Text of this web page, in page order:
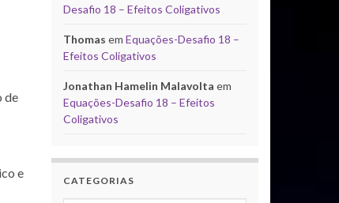
de
e
Desafio 18 – Efeitos Coligativos
Thomas em Equações-Desafio 18 –
Efeitos Coligativos
Jonathan Hamelin Malavolta em
Equações-Desafio 18 – Efeitos
Coligativos
CATEGORIAS